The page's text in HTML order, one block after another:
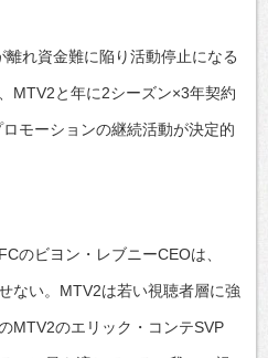
れ資金難に陥り活動停止になる
MTV2と年に2シーズン×3年契約
モーションの継続活動が決定的
のビヨン・レブニーCEOは、
ない。MTV2は若い視聴者層に強
MTV2のエリック・コンテSVP